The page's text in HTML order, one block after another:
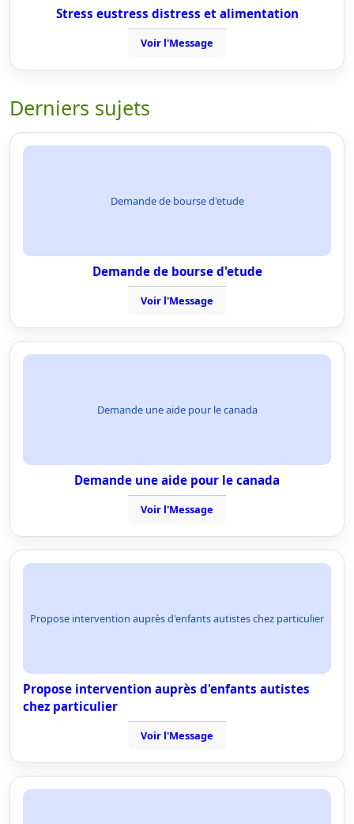
Stress eustress distress et alimentation
Voir l'Message
Derniers sujets
Demande de bourse d'etude
Demande de bourse d'etude
Voir l'Message
Demande une aide pour le canada
Demande une aide pour le canada
Voir l'Message
Propose intervention auprès d'enfants autistes chez particulier
Propose intervention auprès d'enfants autistes
chez particulier
Voir l'Message